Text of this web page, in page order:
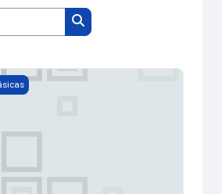
Buscar cursos
Académico Cálculo Diferencial